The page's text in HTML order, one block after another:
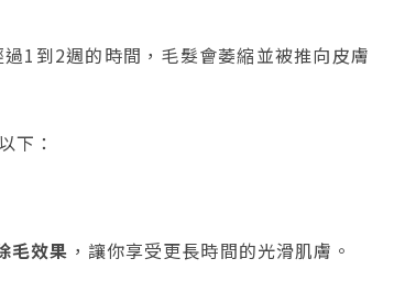
過1到2週的時間，毛髮會萎縮並被推向皮膚
下：
毛效果 ，讓你享受更長時間的光滑肌膚。